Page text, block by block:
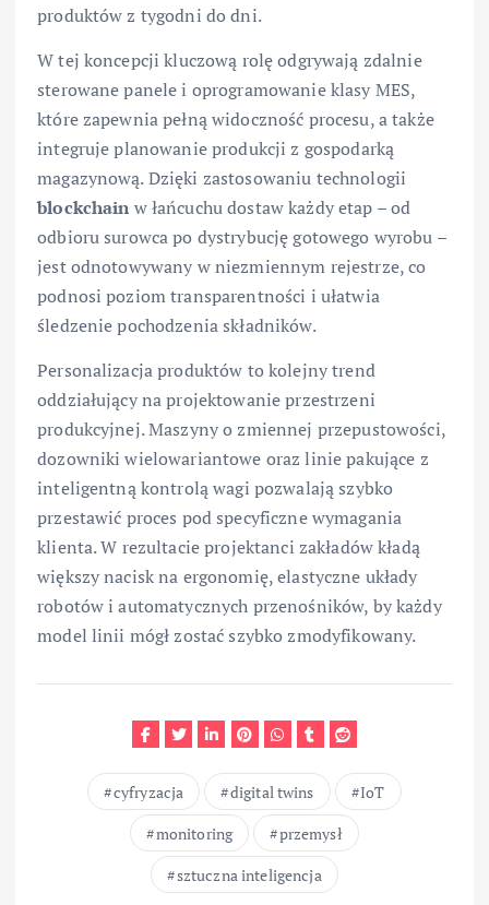
produktów z tygodni do dni.
W tej koncepcji kluczową rolę odgrywają zdalnie
sterowane panele i oprogramowanie klasy MES,
które zapewnia pełną widoczność procesu, a także
integruje planowanie produkcji z gospodarką
magazynową. Dzięki zastosowaniu technologii
blockchain w łańcuchu dostaw każdy etap – od
odbioru surowca po dystrybucję gotowego wyrobu –
jest odnotowywany w niezmiennym rejestrze, co
podnosi poziom transparentności i ułatwia
śledzenie pochodzenia składników.
Personalizacja produktów to kolejny trend
oddziałujący na projektowanie przestrzeni
produkcyjnej. Maszyny o zmiennej przepustowości,
dozowniki wielowariantowe oraz linie pakujące z
inteligentną kontrolą wagi pozwalają szybko
przestawić proces pod specyficzne wymagania
klienta. W rezultacie projektanci zakładów kładą
większy nacisk na ergonomię, elastyczne układy
robotów i automatycznych przenośników, by każdy
model linii mógł zostać szybko zmodyfikowany.
cyfryzacja digital twins
IoT
monitoring
przemysł
sztuczna inteligencja